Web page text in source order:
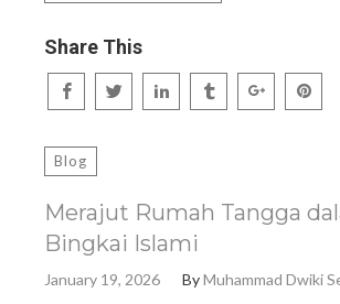
Share This
Blog
Merajut Rumah Tangga
Bingkai Islami
January 19, 2026 ByMuhammad Dwiki